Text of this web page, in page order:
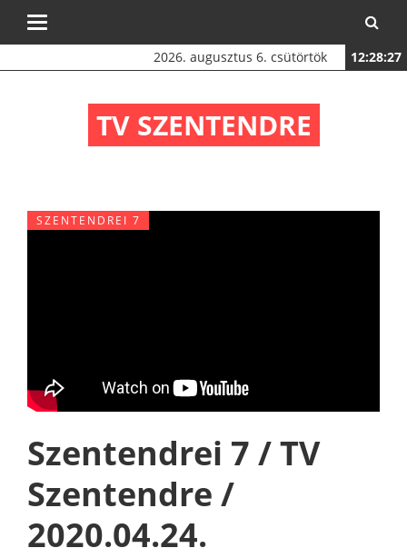
Toggle
2026. augusztus 6. csütörtök 12:28:27
TV SZENTENDRE
SZENTENDREI 7
Szentendrei 7 / TV
Szentendre /
2020.04.24.